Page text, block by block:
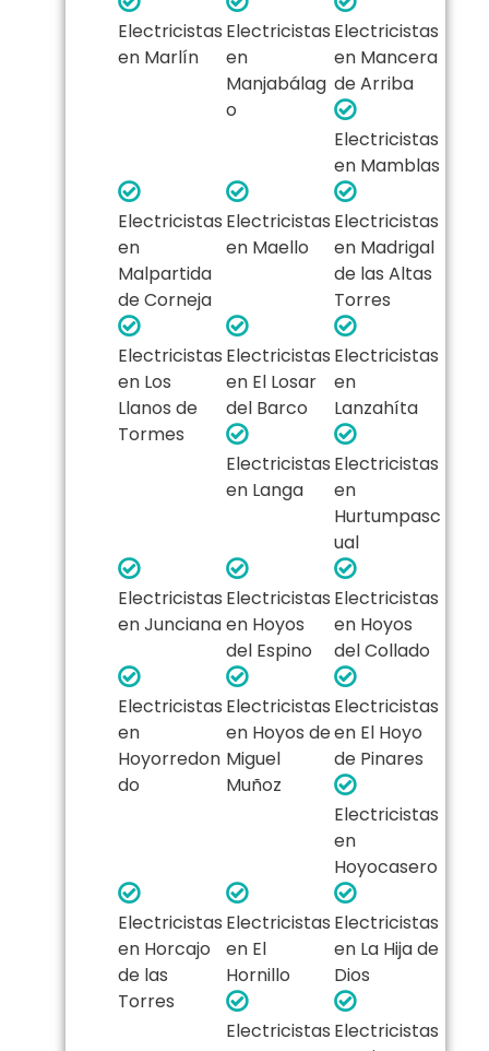
Electricistas
en Marlín
Electricistas
en
Manjabálag
o
Electricistas
en Mancera
de Arriba
Electricistas
en Mamblas
Electricistas
en
Malpartida
de Corneja
Electricistas
en Maello
Electricistas
en Madrigal
de las Altas
Torres
Electricistas
en Los
Llanos de
Tormes
Electricistas
en El Losar
del Barco
Electricistas
en
Lanzahíta
Electricistas
en Langa
Electricistas
en
Hurtumpasc
ual
Electricistas
en Junciana
Electricistas
en Hoyos
del Espino
Electricistas
en Hoyos
del Collado
Electricistas
en
Hoyorredon
do
Electricistas
en Hoyos de
Miguel
Muñoz
Electricistas
en El Hoyo
de Pinares
Electricistas
en
Hoyocasero
Electricistas
en Horcajo
de las
Torres
Electricistas
en El
Hornillo
Electricistas
en La Hija de
Dios
Electricistas Electricistas